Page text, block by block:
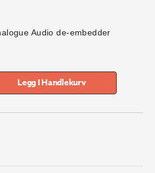
Audio de-embedder
Legg I Handlekurv